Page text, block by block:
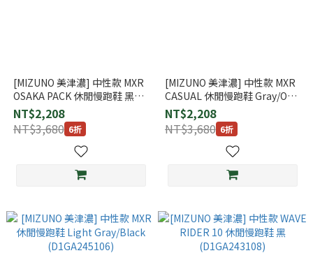
[MIZUNO 美津濃] 中性款 MXR
OSAKA PACK 休閒慢跑鞋 黑
(D1GA251601)
NT$2,208
NT$3,680 6折
[MIZUNO 美津濃] 中性款 MXR
CASUAL 休閒慢跑鞋 Gray/Off
White/Beige (D1GA246706)
NT$2,208
NT$3,680 6折